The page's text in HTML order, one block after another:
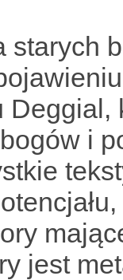
starych
i
jest